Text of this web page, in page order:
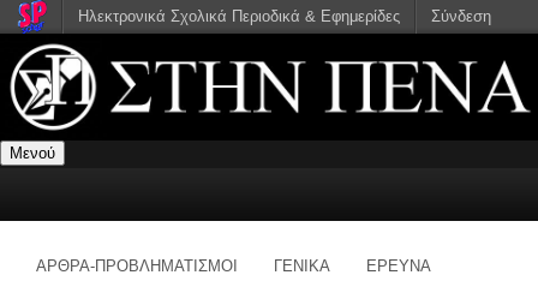
Μενού
ΑΡΘΡΑ-ΠΡΟΒΛΗΜΑΤΙΣΜΟΙ ΓΕΝΙΚΑ ΕΡΕΥΝΑ
Ηλεκτρονικά Σχολικά Περιοδικά & Εφημερίδες Σύνδεση